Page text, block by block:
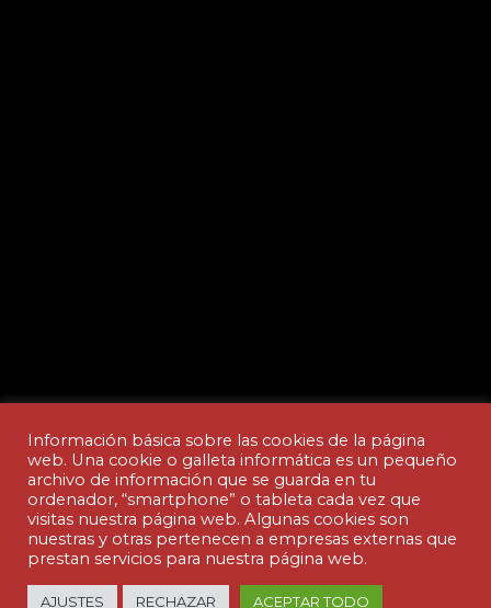
Aviso legal y Política de privacidad
© Copyright - ACADEMIA CEDES | made by
Información básica sobre las cookies de la página
web. Una cookie o galleta informática es un pequeño
archivo de información que se guarda en tu
ordenador, “smartphone” o tableta cada vez que
visitas nuestra página web. Algunas cookies son
nuestras y otras pertenecen a empresas externas que
prestan servicios para nuestra página web.
AJUSTES RECHAZAR ACEPTAR TODO